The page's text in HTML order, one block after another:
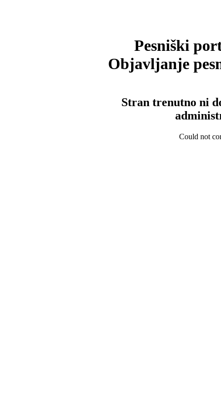
Pesniški
Objavljanje
Stran trenutno ni
Could not